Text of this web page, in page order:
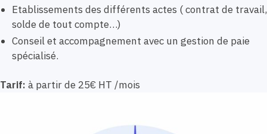
Etablissements des différents actes ( contrat de travail,
solde de tout compte…)
Conseil et accompagnement avec un gestion de paie
spécialisé.
Tarif: à partir de 25€ HT /mois